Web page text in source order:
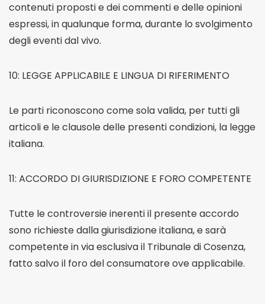
contenuti proposti e dei commenti e delle opinioni
espressi, in qualunque forma, durante lo svolgimento
degli eventi dal vivo.
10: LEGGE APPLICABILE E LINGUA DI RIFERIMENTO
Le parti riconoscono come sola valida, per tutti gli
articoli e le clausole delle presenti condizioni, la legge
italiana.
11: ACCORDO DI GIURISDIZIONE E FORO COMPETENTE
Tutte le controversie inerenti il ​​presente accordo
sono richieste dalla giurisdizione italiana, e sarà
competente in via esclusiva il Tribunale di Cosenza,
fatto salvo il foro del consumatore ove applicabile.